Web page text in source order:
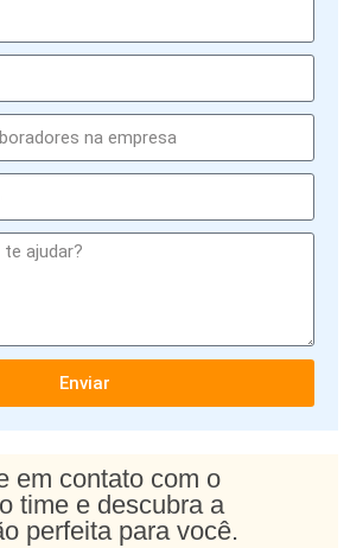
Enviar
em contato com o
time e descubra a
perfeita para você.